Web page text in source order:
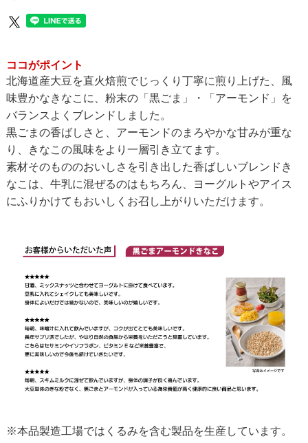
ココがポイント
北海道産大豆を直火焙煎でじっくり丁寧に煎り上げた、風
味豊かなきなこに、粉末の「黒ごま」・「アーモンド」を
バランスよくブレンドしました。
黒ごまの香ばしさと、アーモンドのまろやかな甘みが重な
り、きなこの風味をより一層引き立てます。
素材そのもののおいしさを引き出した香ばしいブレンドき
なこは、牛乳に混ぜるのはもちろん、ヨーグルトやアイス
にふりかけてもおいしくお召し上がりいただけます。
※本品製造工場ではくるみを含む製品を生産しています。